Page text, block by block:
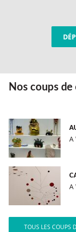
Nos coups
A
A
TOUS LES COUPS